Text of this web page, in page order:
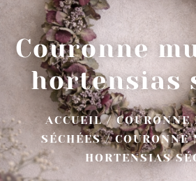
Couronne
hortensias
ACCUEIL/COURONNE
SÉCHÉES/ COURONNE
HORTENSIAS